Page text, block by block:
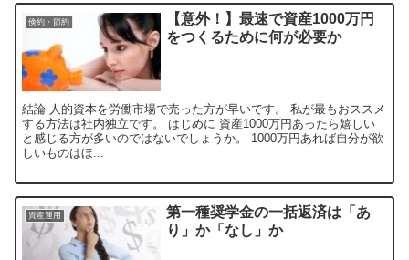
倹約・節約
【意外！】最速で資産1000万円
をつくるために何が必要か
結論 人的資本を労働市場で売った方が早いです。 私が最もおススメ
する方法は社内独立です。 はじめに 資産1000万円あったら嬉しい
と感じる方が多いのではないでしょうか。 1000万円あれば自分が欲
しいものはほ...
資産運用
第一種奨学金の一括返済は「あ
り」か「なし」か